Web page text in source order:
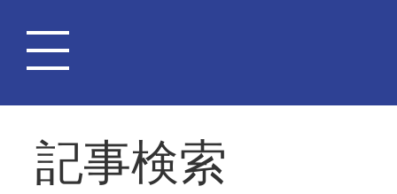
記事検索